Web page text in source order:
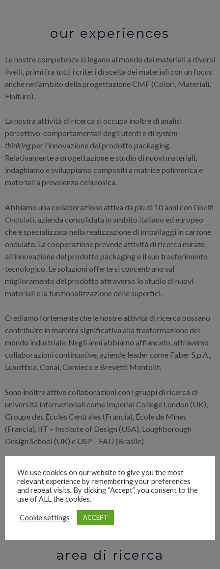
our experiences
Le nostre competenze si legano al mondo dei materiali a diversi
livelli, primi fra tutti i criteri di scelta dei materiali con un focus
anche nell’ambito della progettazione CMF (Colori, Materiali,
Finiture).
La nostra attività di ricerca si occupa inoltre di analisi
percettivo-comportamentali degli utenti e di system-
thinkingper l’innovazione del prodotto packaging.
Relativamente a progettazione e studio di nuovi materiali,
indaghiamo e sviluppiamo compositi a matrice polimerica e
materiali a prevalenza cellulosica.
Abbiamo una collaborazione attiva da più di 10 anni con Ghelfi
Ondulati , azienda consolidata in ambito italiano ed europeo
che è specializzata nella realizzazione di imballaggi in cartone
ondulato. La cooperazione prevede attività di ricerca mirate
all’innovazione del prodotto packaging e il suo trasferimento
tecnologico. Le soluzioni offerte si concentrano sul
miglioramento del prodotto attraverso lo studio di nuovi
materiali e la funzionalizzazione delle superfici.
Crediamo fortemente che le nostre attività di ricerca possano
contribuire in maniera significativa alla trasformazione del
mondo industriale. Negli anni abbiamo affiancato, attraverso
collaborazioni continuative, aziende leader come Faber S.p.A.,
Luxottica, Conai, Comieco e Brevetti Montolit.
Sono inoltre attive collaborazioni con i gruppi di ricerca di
università internazionali come Imperial College London (UK),
Groupe des Écoles Centrales (Francia), École de Mines
(Francia), IIT – Institute of Design (USA), Loughborough
Design School (UK) e USP – FAU (Brasile)
area di ricerca
We use cookies on our website to give you the most
relevant experience by remembering your preferences
and repeat visits. By clicking “Accept”, you consent to the
use of ALL the cookies.
Cookie settings ACCEPT